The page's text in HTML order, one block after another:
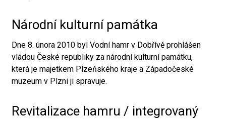
Národní kulturní památka
Dne 8. února 2010 byl Vodní hamr v Dobřívě prohlášen
vládou České republiky za národní kulturní památku,
která je majetkem Plzeňského kraje a Západočeské
muzeum v Plzni ji spravuje.
Revitalizace hamru / integrovaný